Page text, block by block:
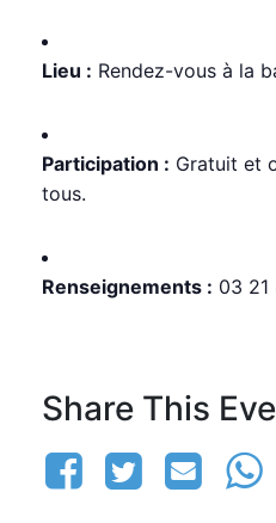
Lieu : Rendez-vous à la
Participation : Gratuit et
tous.
Renseignements : 03 21
Share This